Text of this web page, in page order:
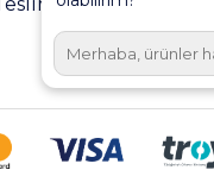
ve İade